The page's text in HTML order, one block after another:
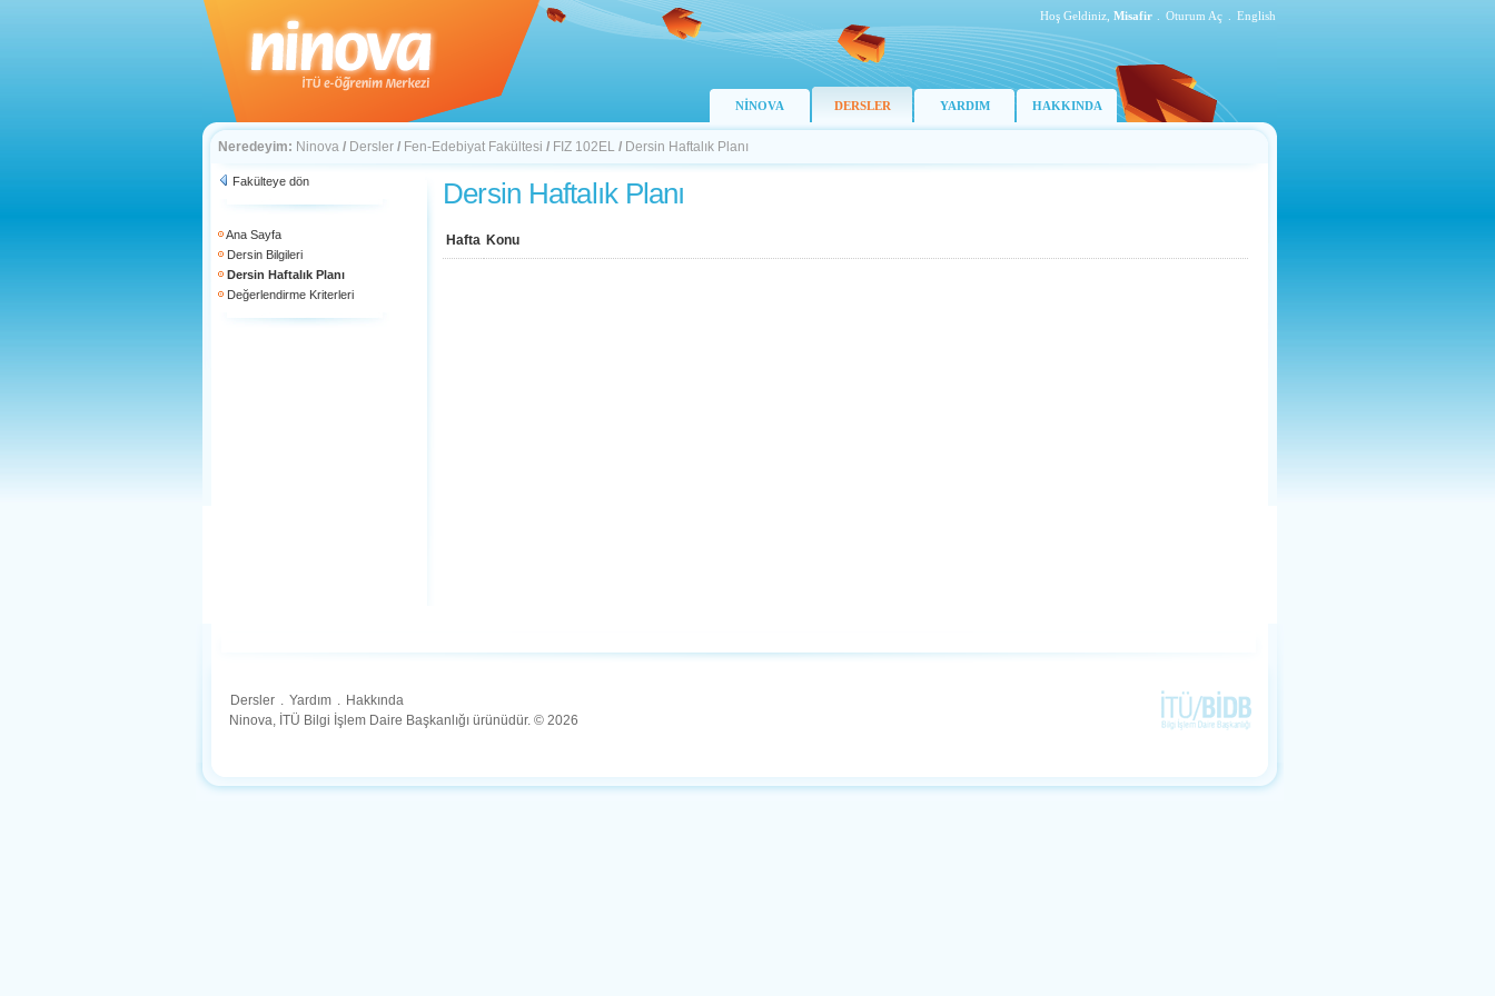
Hoş Geldiniz, Misafir Oturum Aç English
NİNOVA DERSLER YARDIM HAKKINDA
Neredeyim: Ninova / Dersler / Fen-Edebiyat Fakültesi / FIZ 102EL / Dersin Haftalık Planı
Fakülteye dön
Ana Sayfa
Dersin Bilgileri
Dersin Haftalık Planı
Değerlendirme Kriterleri
Dersin Haftalık Planı
Hafta Konu
Dersler . Yardım . Hakkında
Ninova, İTÜ Bilgi İşlem Daire Başkanlığı ürünüdür. © 2026